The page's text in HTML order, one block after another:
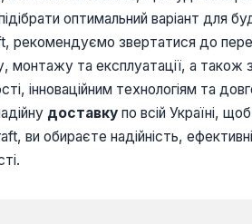
оптимальний варіант для
рекомендуємо звертатися до
та експлуатації, а також
інноваційним технологіям та
доставку по всій Україні,
ви обираєте надійність,